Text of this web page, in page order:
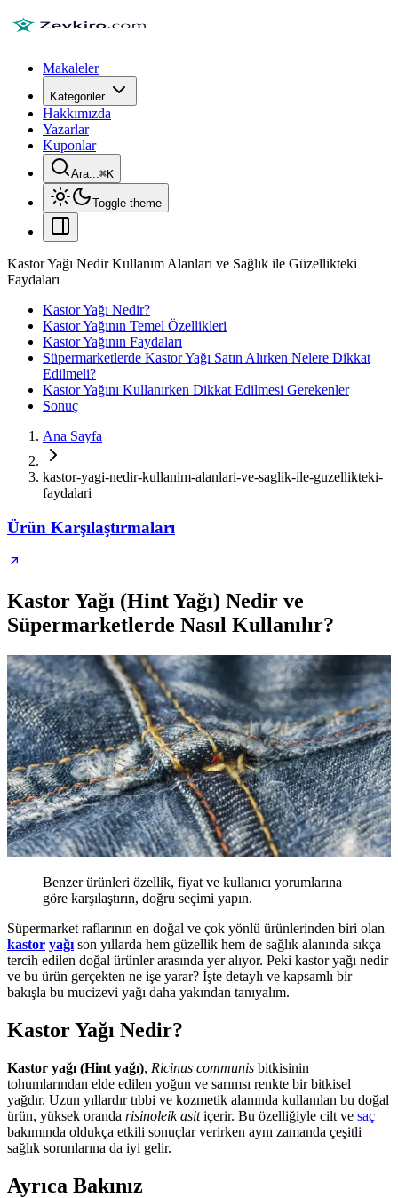
Makaleler
Kategoriler
Hakkımızda
Yazarlar
Kuponlar
Ara...⌘K
Toggle theme
Kastor Yağı Nedir Kullanım Alanları ve Sağlık ile Güzellikteki
Faydaları
Kastor Yağı Nedir?
Kastor Yağının Temel Özellikleri
Kastor Yağının Faydaları
Süpermarketlerde Kastor Yağı Satın Alırken Nelere Dikkat
Edilmeli?
Kastor Yağını Kullanırken Dikkat Edilmesi Gerekenler
Sonuç
Ana Sayfa
kastor-yagi-nedir-kullanim-alanlari-ve-saglik-ile-guzellikteki-
faydalari
Ürün Karşılaştırmaları
Kastor Yağı (Hint Yağı) Nedir ve
Süpermarketlerde Nasıl Kullanılır?
Benzer ürünleri özellik, fiyat ve kullanıcı yorumlarına
göre karşılaştırın, doğru seçimi yapın.
Süpermarket raflarının en doğal ve çok yönlü ürünlerinden biri olan
kastor yağı son yıllarda hem güzellik hem de sağlık alanında sıkça
tercih edilen doğal ürünler arasında yer alıyor. Peki kastor yağı nedir
ve bu ürün gerçekten ne işe yarar? İşte detaylı ve kapsamlı bir
bakışla bu mucizevi yağı daha yakından tanıyalım.
Kastor Yağı Nedir?
Kastor yağı (Hint yağı), Ricinus communis bitkisinin
tohumlarından elde edilen yoğun ve sarımsı renkte bir bitkisel
yağdır. Uzun yıllardır tıbbi ve kozmetik alanında kullanılan bu doğal
ürün, yüksek oranda risinoleik asitiçerir. Bu özelliğiyle cilt ve saç
bakımında oldukça etkili sonuçlar verirken aynı zamanda çeşitli
sağlık sorunlarına da iyi gelir.
Ayrıca Bakınız